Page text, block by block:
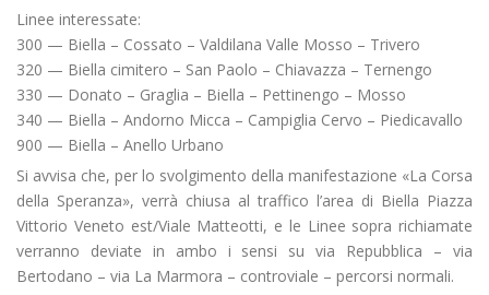
Linee interessate:
300 — Biella – Cossato – Valdilana Valle Mosso – Trivero
320 — Biella cimitero – San Paolo – Chiavazza – Ternengo
330 — Donato – Graglia – Biella – Pettinengo – Mosso
340 — Biella – Andorno Micca – Campiglia Cervo – Piedicavallo
900 — Biella – Anello Urbano
Si avvisa che, per lo svolgimento della manifestazione «La Corsa
della Speranza», verrà chiusa al traffico l’area di Biella Piazza
Vittorio Veneto est/Viale Matteotti, e le Linee sopra richiamate
verranno deviate in ambo i sensi su via Repubblica – via
Bertodano – via La Marmora – controviale – percorsi normali.